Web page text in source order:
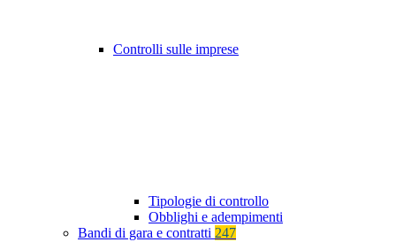
Controlli sulle imprese
Tipologie di controllo
Obblighi e adempimenti
Bandi di gara e contratti 247